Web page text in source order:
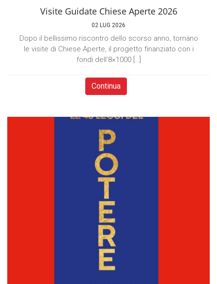
Visite Guidate Chiese Aperte 2026
02 LUG 2026
Dopo il bellissimo riscontro dello scorso anno, tornano
le visite di Chiese Aperte, il progetto finanziato con i
fondi dell’8×1000 […]
Continua